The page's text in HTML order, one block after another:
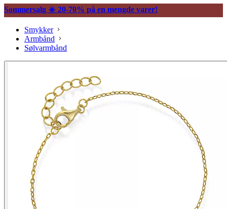
Sommersalg ☀️ 20-70% på en mengde varer!
Smykker
Armbånd
Sølvarmbånd